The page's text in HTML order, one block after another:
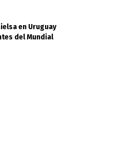
en Uruguay
del Mundial